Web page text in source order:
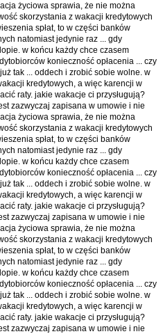
życiowa sprawia, że nie można
skorzystania z wakacji kredytowych
spłat, to w części banków
natomiast jedynie raz ... gdy
w końcu każdy chce czasem
konieczność opłacenia ... czy
tak ... oddech i zrobić sobie wolne. w
kredytowych, a więc karencji w
raty. jakie wakacje ci przysługują?
zazwyczaj zapisana w umowie i nie
życiowa sprawia, że nie można
skorzystania z wakacji kredytowych
spłat, to w części banków
natomiast jedynie raz ... gdy
w końcu każdy chce czasem
konieczność opłacenia ... czy
tak ... oddech i zrobić sobie wolne. w
kredytowych, a więc karencji w
raty. jakie wakacje ci przysługują?
zazwyczaj zapisana w umowie i nie
życiowa sprawia, że nie można
skorzystania z wakacji kredytowych
spłat, to w części banków
natomiast jedynie raz ... gdy
w końcu każdy chce czasem
konieczność opłacenia ... czy
tak ... oddech i zrobić sobie wolne. w
kredytowych, a więc karencji w
raty. jakie wakacje ci przysługują?
zazwyczaj zapisana w umowie i nie